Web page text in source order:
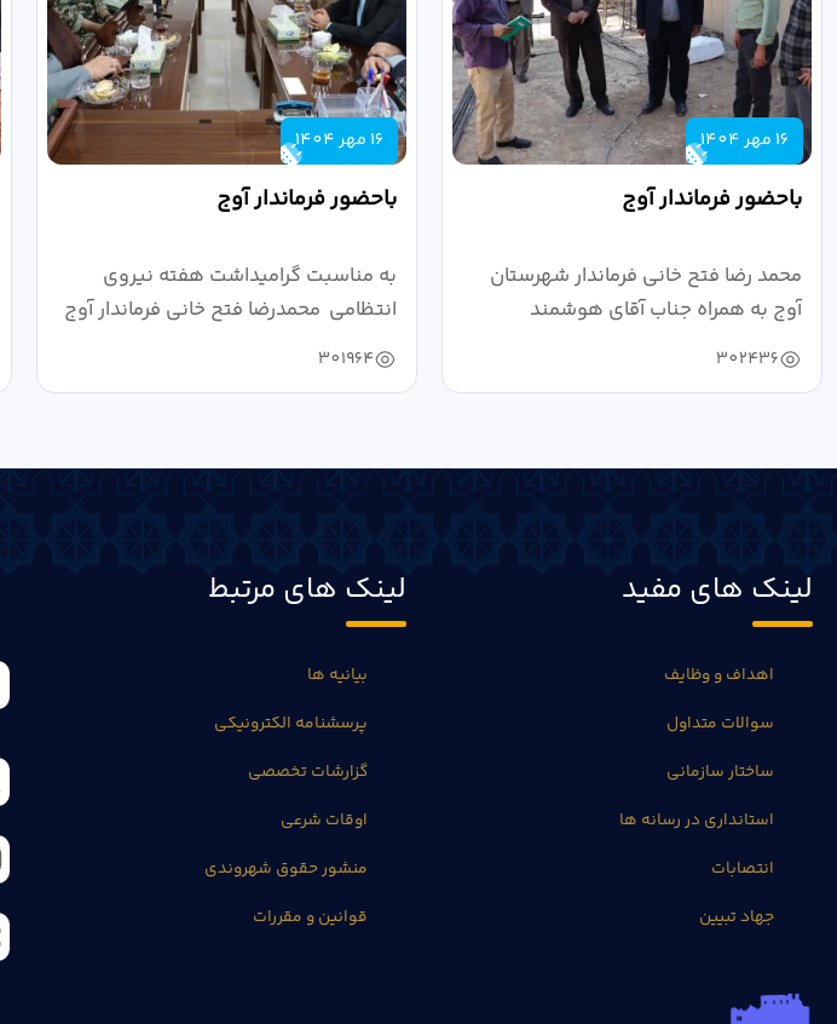
16 مهر 1404
باحضور فرماندار آوج
محمد رضا فتح خانی فرماندار شهرستان
آوج به همراه جناب آقای هوشمند
مدیرکل فرهنگ...
302436
16 مهر 1404
باحضور فرماندار آوج
به مناسبت گرامیداشت هفته نیروی
انتظامی محمدرضا فتح خانی فرماندار آوج
به...
301964
لینک های مفید
اهداف و وظایف
سوالات متداول
ساختار سازمانی
استانداری در رسانه ها
انتصابات
جهاد تبیین
لینک های مرتبط
بیانیه ها
پرسشنامه الکترونیکی
گزارشات تخصصی
اوقات شرعی
منشور حقوق شهروندی
قوانین و مقررات